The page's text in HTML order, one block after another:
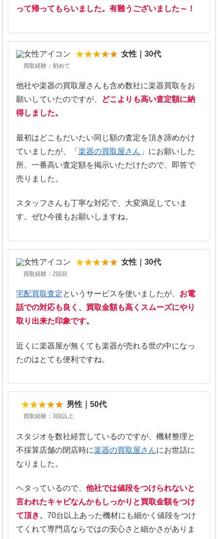
って帰ってもらいました。有難うございました～！
5女性｜30代
買取経験：初めて
他社や楽器の買取屋さんも含め数社に楽器買取をお
願いしていたのですが、
どこよりも高い査定額に納
得しました。
最初はどこもだいたい同じ額の査定を頂き諦めかけ
ていましたが、「 楽器の買取屋さん 」にお願いした
所、一番高い査定額を掲示いただけたので、即答で
売りました。
スタッフさんも丁寧な対応で、大変満足していま
す。ぜひ今後もお願いしますね。
5女性｜30代
買取経験：2回目
宅配買取査定というサービスを使いましたが、 お電
話での対応も良く、買取金額も高くスムーズにやり
取り出来た印象です。
近くに楽器屋が無くても楽器が売れる世の中になっ
たのはとても便利ですね。
男性｜50代
買取経験：3回以上
スタジオを数社経営しているのですが、機材整理と
不採算店舗の閉店時に楽器の買取屋さんにお世話に
なりました。
ヘタっているので、 他社では値段をつけられないと
言われたキャビなんかもしっかりと買取金額をつけ
て頂き、 70台以上あった機材にも細かく値段をつけ
てくれて専門店ならではの安心さと細かさがありま